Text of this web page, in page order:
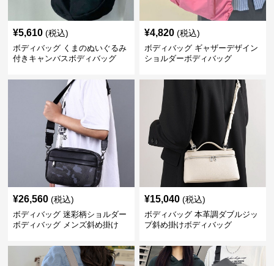
¥5,610 (税込)
ボディバッグ くまのぬいぐるみ
付きキャンバスボディバッグ
¥4,820 (税込)
ボディバッグ ギャザーデザイン
ショルダーボディバッグ
¥26,560 (税込)
ボディバッグ 迷彩柄ショルダー
ボディバッグ メンズ斜め掛け
¥15,040 (税込)
ボディバッグ 本革調ダブルジッ
プ斜め掛けボディバッグ